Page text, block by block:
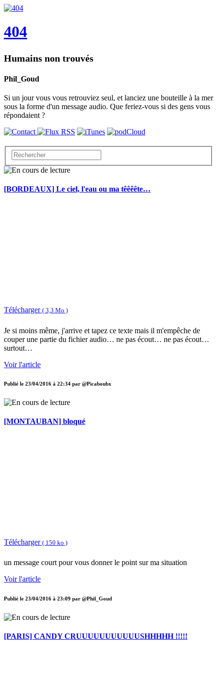
404
Humains non trouvés
Phil_Goud
Si un jour vous vous retrouviez seul, et lanciez une bouteille à la mer
sous la forme d'un message audio. Que feriez-vous si des gens vous
répondaient ?
[BORDEAUX] Le ciel, l'eau ou ma têêêête…
Télécharger ( 3,3 Mo )
Je si moins même, j'arrive et tapez ce texte mais il m'empêche de
couper une partie du fichier audio… ne pas écout… ne pas écout…
surtout…
Voir l'article
Publié le 23/04/2016 à 22:34 par @Picaboubx
[MONTAUBAN] bloqué
Télécharger ( 150 ko )
un message court pour vous donner le point sur ma situation
Voir l'article
Publié le 23/04/2016 à 23:09 par @Phil_Goud
[PARIS] CANDY CRUUUUUUUUUUUSHHHHH !!!!!